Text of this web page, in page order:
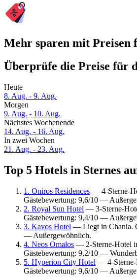
Mehr sparen mit
Überprüfe die Preise für
Heute
8. Aug. - 9. Aug.
Morgen
9. Aug. - 10. Aug.
Nächstes Wochenende
14. Aug. - 16. Aug.
In zwei Wochen
21. Aug. - 23. Aug.
Top 5 Hotels in Sternes
1. Oniros Residences — 4-Sterne-
Gästebewertung: 9,6/10 —
2. Royal Sun Hotel — 3-Sterne-
Gästebewertung: 9,4/10 —
3. Kavos Hotel — Liegt in Chania.
— Außergewöhnlich.
4. Neos Omalos — 2-Sterne-Hotel
Gästebewertung: 9,2/10 —
5. Hyperion City Hotel — 4-Sterne-
Gästebewertung: 9,6/10 —